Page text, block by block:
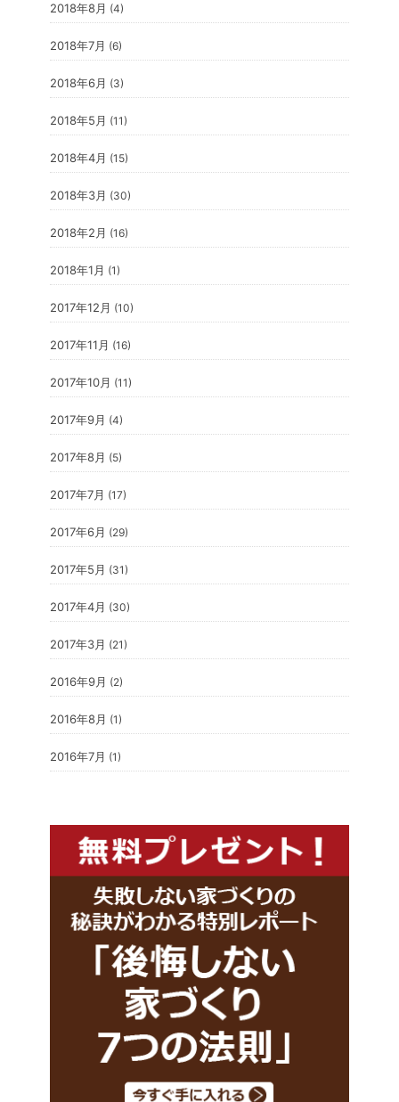
2018年8月 (4)
2018年7月 (6)
2018年6月 (3)
2018年5月 (11)
2018年4月 (15)
2018年3月 (30)
2018年2月 (16)
2018年1月 (1)
2017年12月 (10)
2017年11月 (16)
2017年10月 (11)
2017年9月 (4)
2017年8月 (5)
2017年7月 (17)
2017年6月 (29)
2017年5月 (31)
2017年4月 (30)
2017年3月 (21)
2016年9月 (2)
2016年8月 (1)
2016年7月 (1)